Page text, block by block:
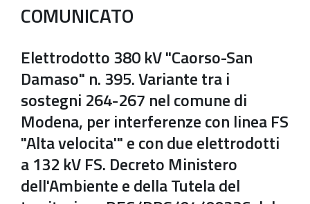
COMUNICATO
Elettrodotto 380 kV "Caorso-San
Damaso" n. 395. Variante tra i
sostegni 264-267 nel comune di
Modena, per interferenze con linea FS
"Alta velocita'" e con due elettrodotti
a 132 kV FS. Decreto Ministero
dell'Ambiente e della Tutela del